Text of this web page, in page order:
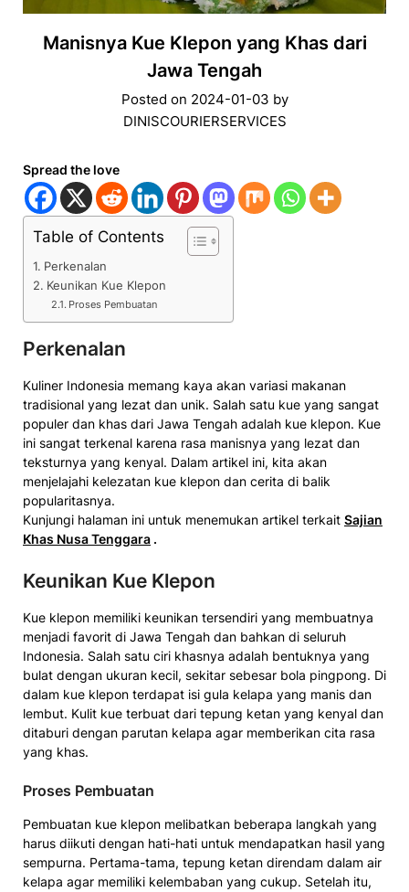
Manisnya Kue Klepon yang Khas dari
Jawa Tengah
Posted on 2024-01-03 by
DINISCOURIERSERVICES
Spread the love
Table of Contents
Perkenalan
Keunikan Kue Klepon
Proses Pembuatan
Perkenalan
Kuliner Indonesia memang kaya akan variasi makanan
tradisional yang lezat dan unik. Salah satu kue yang sangat
populer dan khas dari Jawa Tengah adalah kue klepon. Kue
ini sangat terkenal karena rasa manisnya yang lezat dan
teksturnya yang kenyal. Dalam artikel ini, kita akan
menjelajahi kelezatan kue klepon dan cerita di balik
popularitasnya.
Kunjungi halaman ini untuk menemukan artikel terkait Sajian
Khas Nusa Tenggara .
Keunikan Kue Klepon
Kue klepon memiliki keunikan tersendiri yang membuatnya
menjadi favorit di Jawa Tengah dan bahkan di seluruh
Indonesia. Salah satu ciri khasnya adalah bentuknya yang
bulat dengan ukuran kecil, sekitar sebesar bola pingpong. Di
dalam kue klepon terdapat isi gula kelapa yang manis dan
lembut. Kulit kue terbuat dari tepung ketan yang kenyal dan
ditaburi dengan parutan kelapa agar memberikan cita rasa
yang khas.
Proses Pembuatan
Pembuatan kue klepon melibatkan beberapa langkah yang
harus diikuti dengan hati-hati untuk mendapatkan hasil yang
sempurna. Pertama-tama, tepung ketan direndam dalam air
kelapa agar memiliki kelembaban yang cukup. Setelah itu,